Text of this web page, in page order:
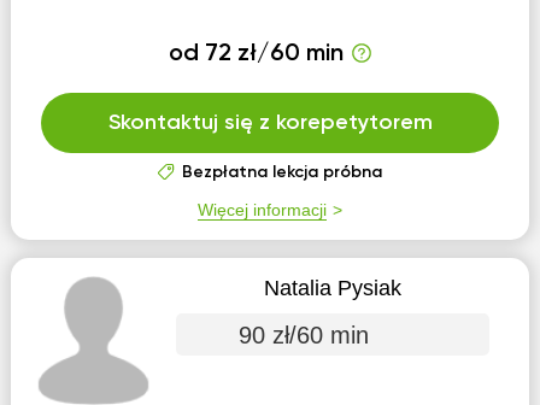
od 72 zł/60 min
Skontaktuj się z korepetytorem
Bezpłatna lekcja próbna
Więcej informacji
Natalia Pysiak
90 zł/60 min